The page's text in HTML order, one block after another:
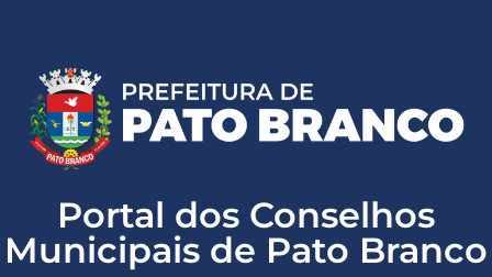
LAI - Lei de Acesso a Informação
Portal dos Conselhos
Municipais de Pato Branco